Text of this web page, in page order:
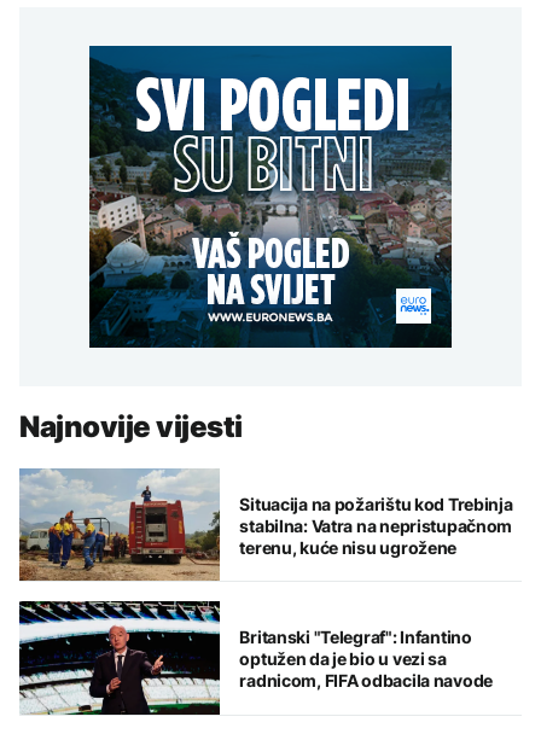
Najnovije vijesti
Situacija na požarištu kod Trebinja
stabilna: Vatra na nepristupačnom
terenu, kuće nisu ugrožene
Britanski "Telegraf": Infantino
optužen da je bio u vezi sa
radnicom, FIFA odbacila navode